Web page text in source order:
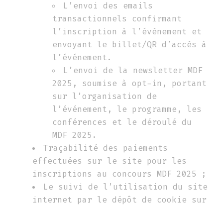
L’envoi des emails
transactionnels confirmant
l’inscription à l’évènement et
envoyant le billet/QR d’accès à
l’événement.
L’envoi de la newsletter MDF
2025, soumise à opt-in, portant
sur l’organisation de
l’événement, le programme, les
conférences et le déroulé du
MDF 2025.
Traçabilité des paiements
effectuées sur le site pour les
inscriptions au concours MDF 2025 ;
Le suivi de l’utilisation du site
internet par le dépôt de cookie sur